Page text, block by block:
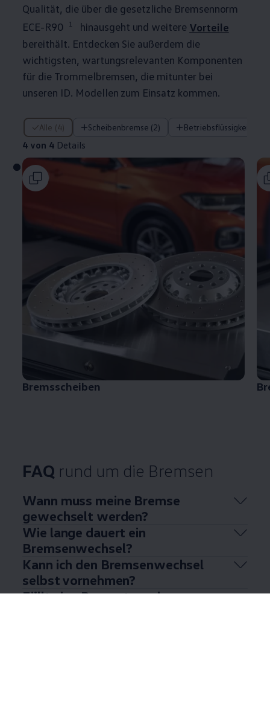
Qualität, die über die gesetzliche Bremsennorm
ECE-R90
1 hinausgeht und weitere Vorteile
bereithält. Entdecken Sie außerdem die
wichtigsten, wartungsrelevanten Komponenten
für die Trommelbremsen, die mitunter bei
unseren ID. Modellen zum Einsatz kommen.
Alle (4) Scheibenbremse (2) Betriebsflüssigkeiten
4 von 4 Details
4 von 4 Details
Bremsscheiben
FAQ rund um die Bremsen
Wann muss meine Bremse
gewechselt werden?
Wie lange dauert ein
Bremsenwechsel?
Kann ich den Bremsenwechsel
selbst vornehmen?
Fällt eine Reparatur oder